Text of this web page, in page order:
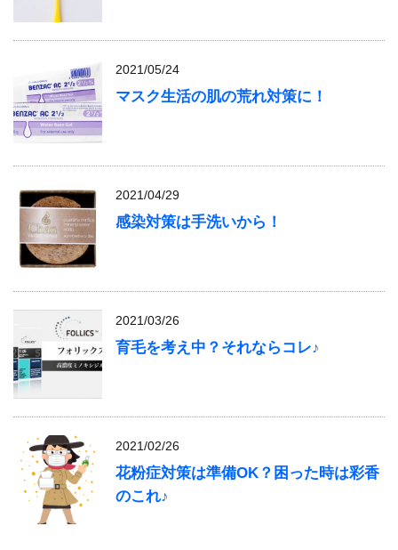
2021/05/24
マスク生活の肌の荒れ対策に！
2021/04/29
感染対策は手洗いから！
2021/03/26
育毛を考え中？それならコレ♪
2021/02/26
花粉症対策は準備OK？困った時は彩香
のこれ♪